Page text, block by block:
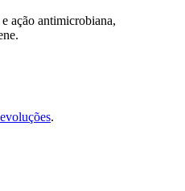
ação antimicrobiana,
.